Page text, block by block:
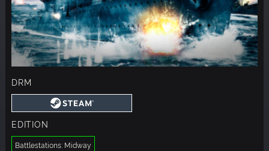
DRM
EDITION
Battlestations: Midway